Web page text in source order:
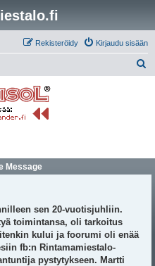
Kirjaudu sisään
Rekisteröidy
Message
sen 20-vuotisjuhliin.
toimintansa, oli tarkoitus
kului ja foorumi oli enää
fb:n Rintamamiestalo-
pystytykseen. Martti